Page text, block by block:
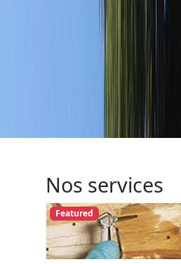
Nos services
Featured